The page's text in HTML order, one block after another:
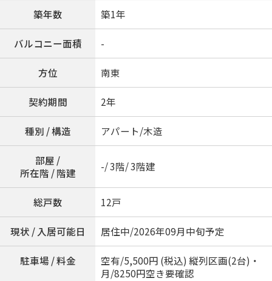
築年数 築1年
バルコニー面積 -
方位 南東
契約期間 2年
種別 / 構造 アパート/木造
部屋 /
所在階 / 階建
-/ 3階/ 3階建
総戸数 12戸
現状 / 入居可能日 居住中/2026年09月中旬予定
駐車場 / 料金
空有/5,500円 (税込) 縦列区画(2台)・
月/8250円空き要確認